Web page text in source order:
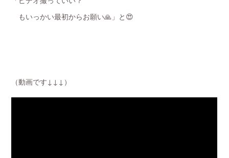
もいっかい最初からお願い🙏」と😍
（動画です↓↓↓）